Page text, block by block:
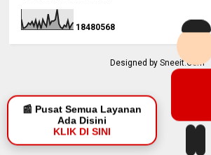
📰 Pusat Semua Layanan
Ada Disini
KLIK DI SINI
1 8480568
Designed by Sneeit.Com